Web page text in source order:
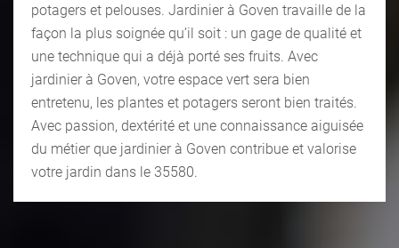
potagers et pelouses. Jardinier à Goven travaille de la
façon la plus soignée qu’il soit : un gage de qualité et
une technique qui a déjà porté ses fruits. Avec
jardinier à Goven, votre espace vert sera bien
entretenu, les plantes et potagers seront bien traités.
Avec passion, dextérité et une connaissance aiguisée
du métier que jardinier à Goven contribue et valorise
votre jardin dans le 35580.